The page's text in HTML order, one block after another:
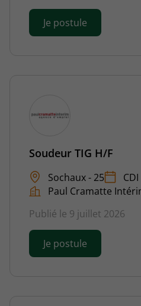
Je postule
Soudeur TIG H/F
Sochaux - 25
CDI
Paul Cramatte
Publié le 9 juillet 2026
Je postule